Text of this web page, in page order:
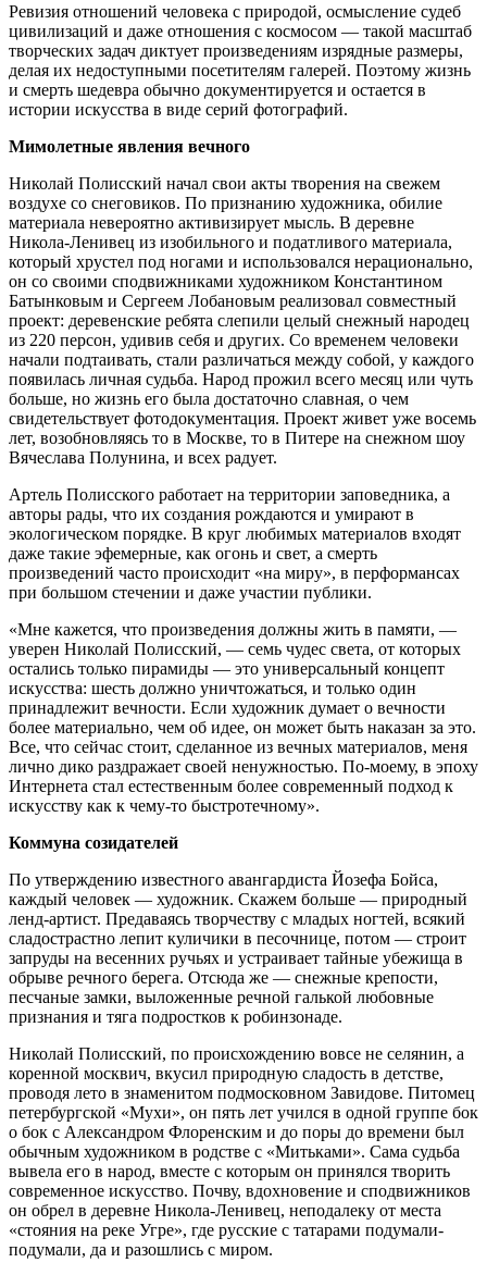
Ревизия отношений человека с природой, осмысление судеб
цивилизаций и даже отношения с космосом — такой масштаб
творческих задач диктует произведениям изрядные размеры,
делая их недоступными посетителям галерей. Поэтому жизнь
и смерть шедевра обычно документируется и остается в
истории искусства в виде серий фотографий.
Мимолетные явления вечного
Николай Полисский начал свои акты творения на свежем
воздухе со снеговиков. По признанию художника, обилие
материала невероятно активизирует мысль. В деревне
Никола-Ленивец из изобильного и податливого материала,
который хрустел под ногами и использовался нерационально,
он со своими сподвижниками художником Константином
Батынковым и Сергеем Лобановым реализовал совместный
проект: деревенские ребята слепили целый снежный народец
из 220 персон, удивив себя и других. Со временем человеки
начали подтаивать, стали различаться между собой, у каждого
появилась личная судьба. Народ прожил всего месяц или чуть
больше, но жизнь его была достаточно славная, о чем
свидетельствует фотодокументация. Проект живет уже восемь
лет, возобновляясь то в Москве, то в Питере на снежном шоу
Вячеслава Полунина, и всех радует.
Артель Полисского работает на территории заповедника, а
авторы рады, что их создания рождаются и умирают в
экологическом порядке. В круг любимых материалов входят
даже такие эфемерные, как огонь и свет, а смерть
произведений часто происходит «на миру», в перформансах
при большом стечении и даже участии публики.
«Мне кажется, что произведения должны жить в памяти, —
уверен Николай Полисский, — семь чудес света, от которых
остались только пирамиды — это универсальный концепт
искусства: шесть должно уничтожаться, и только один
принадлежит вечности. Если художник думает о вечности
более материально, чем об идее, он может быть наказан за это.
Все, что сейчас стоит, сделанное из вечных материалов, меня
лично дико раздражает своей ненужностью. По-моему, в эпоху
Интернета стал естественным более современный подход к
искусству как к чему-то быстротечному».
Коммуна созидателей
По утверждению известного авангардиста Йозефа Бойса,
каждый человек — художник. Скажем больше — природный
ленд-артист. Предаваясь творчеству с младых ногтей, всякий
сладострастно лепит куличики в песочнице, потом — строит
запруды на весенних ручьях и устраивает тайные убежища в
обрыве речного берега. Отсюда же — снежные крепости,
песчаные замки, выложенные речной галькой любовные
признания и тяга подростков к робинзонаде.
Николай Полисский, по происхождению вовсе не селянин, а
коренной москвич, вкусил природную сладость в детстве,
проводя лето в знаменитом подмосковном Завидове. Питомец
петербургской «Мухи», он пять лет учился в одной группе бок
о бок с Александром Флоренским и до поры до времени был
обычным художником в родстве с «Митьками». Сама судьба
вывела его в народ, вместе с которым он принялся творить
современное искусство. Почву, вдохновение и сподвижников
он обрел в деревне Никола-Ленивец, неподалеку от места
«стояния на реке Угре», где русские с татарами подумали-
подумали, да и разошлись с миром.